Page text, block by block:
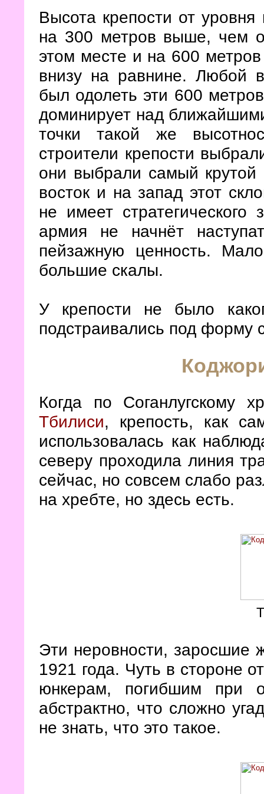
Высота крепости от
на 300 метров выше, чем
этом месте и на 600
внизу на равнине. Любой
был одолеть эти 600
доминирует над
точки такой же
строители крепости
они выбрали самый крутой
восток и на запад этот
не имеет стратегического
армия не начнёт
пейзажную ценность.
большие скалы.
У крепости не было
подстраивались под форму
Когда по Соганлугскому
Тбилиси, крепость, как
использовалась как
северу проходила линия
сейчас, но совсем слабо
на хребте, но здесь есть.
Эти неровности, заросшие
1921 года. Чуть в стороне
юнкерам, погибшим при
абстрактно, что сложно
не знать, что это такое.